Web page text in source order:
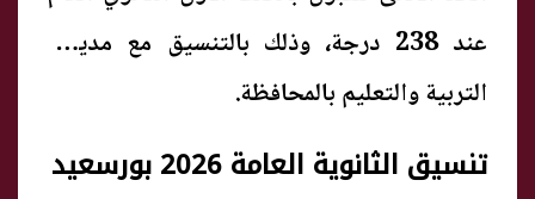
عند 238 درجة، وذلك بالتنسيق مع مديرية
التربية والتعليم بالمحافظة.
تنسيق الثانوية العامة 2026 بورسعيد